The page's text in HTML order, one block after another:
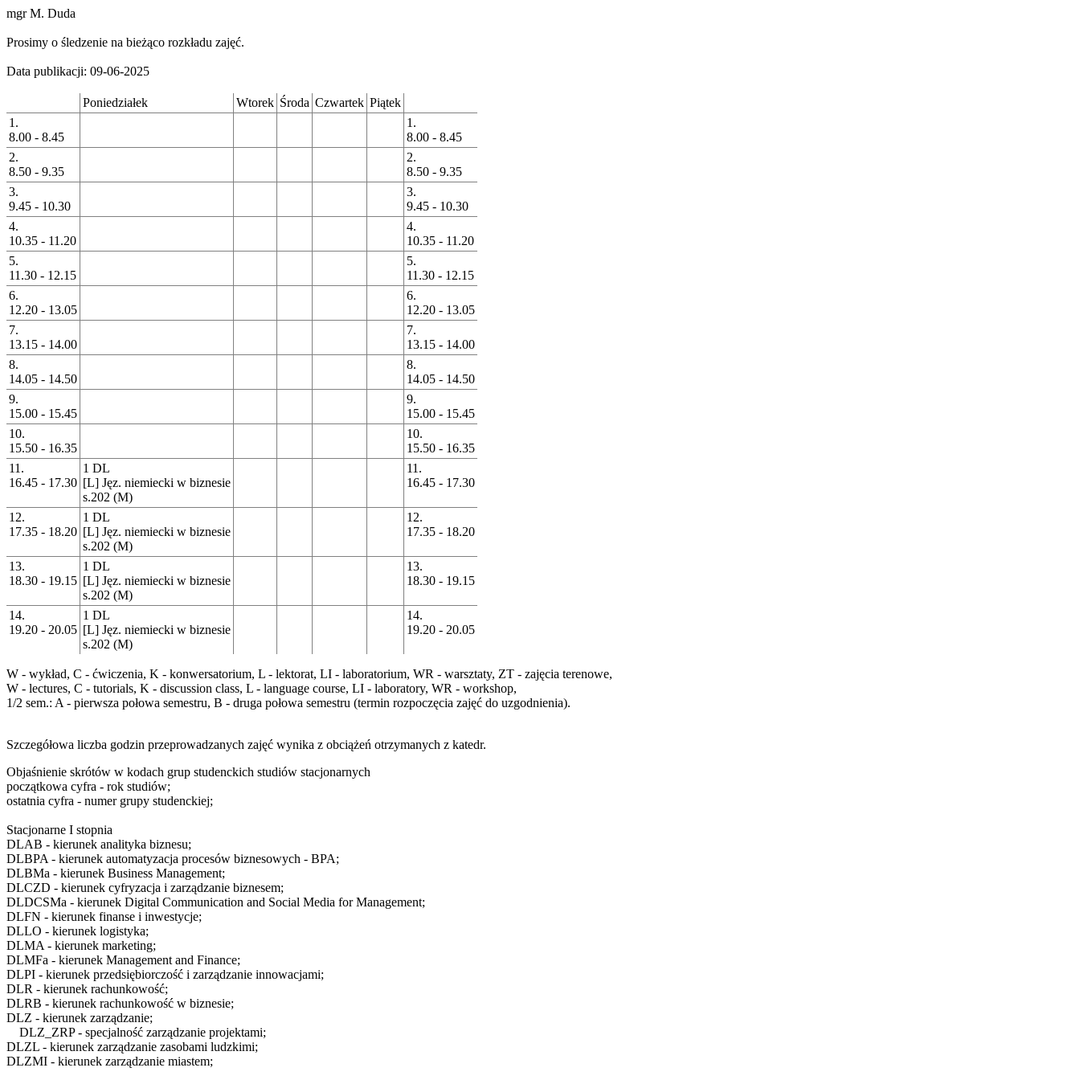
mgr M. Duda
Prosimy o śledzenie na bieżąco rozkładu zajęć.
Data publikacji: 09-06-2025
Poniedziałek Wtorek Środa Czwartek Piątek
1.
8.00 - 8.45
1.
8.00 - 8.45
2.
8.50 - 9.35
2.
8.50 - 9.35
3.
9.45 - 10.30
3.
9.45 - 10.30
4.
10.35 - 11.20
4.
10.35 - 11.20
5.
11.30 - 12.15
5.
11.30 - 12.15
6.
12.20 - 13.05
6.
12.20 - 13.05
7.
13.15 - 14.00
7.
13.15 - 14.00
8.
14.05 - 14.50
8.
14.05 - 14.50
9.
15.00 - 15.45
9.
15.00 - 15.45
10.
15.50 - 16.35
10.
15.50 - 16.35
11.
16.45 - 17.30
1 DL
[L] Jęz. niemiecki w biznesie
s.202 (M)
11.
16.45 - 17.30
12.
17.35 - 18.20
1 DL
[L] Jęz. niemiecki w biznesie
s.202 (M)
12.
17.35 - 18.20
13.
18.30 - 19.15
1 DL
[L] Jęz. niemiecki w biznesie
s.202 (M)
13.
18.30 - 19.15
14.
19.20 - 20.05
1 DL
[L] Jęz. niemiecki w biznesie
s.202 (M)
14.
19.20 - 20.05
W - wykład, C - ćwiczenia, K - konwersatorium, L - lektorat, LI - laboratorium, WR - warsztaty, ZT - zajęcia terenowe,
W - lectures, C - tutorials, K - discussion class, L - language course, LI - laboratory, WR - workshop,
1/2 sem.: A - pierwsza połowa semestru, B - druga połowa semestru (termin rozpoczęcia zajęć do uzgodnienia).
Szczegółowa liczba godzin przeprowadzanych zajęć wynika z obciążeń otrzymanych z katedr.
Objaśnienie skrótów w kodach grup studenckich studiów stacjonarnych
początkowa cyfra - rok studiów;
ostatnia cyfra - numer grupy studenckiej;
Stacjonarne I stopnia
DLAB - kierunek analityka biznesu;
DLBPA - kierunek automatyzacja procesów biznesowych - BPA;
DLBMa - kierunek Business Management;
DLCZD - kierunek cyfryzacja i zarządzanie biznesem;
DLDCSMa - kierunek Digital Communication and Social Media for Management;
DLFN - kierunek finanse i inwestycje;
DLLO - kierunek logistyka;
DLMA - kierunek marketing;
DLMFa - kierunek Management and Finance;
DLPI - kierunek przedsiębiorczość i zarządzanie innowacjami;
DLR - kierunek rachunkowość;
DLRB - kierunek rachunkowość w biznesie;
DLZ - kierunek zarządzanie;
DLZ_ZRP- specjalność zarządzanie projektami;
DLZL - kierunek zarządzanie zasobami ludzkimi;
DLZMI - kierunek zarządzanie miastem;